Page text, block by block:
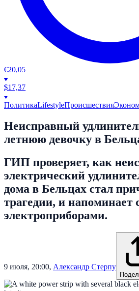
€20,05
$17,37
ПолитикаLifestyleПроисшествия
Неисправный
летнюю девочку в
ГИП проверяет, как
электрический
дома в Бельцах стал
трагедии, и напоминает
электроприборами.
9 июля, 20:00, Александр Стерпу